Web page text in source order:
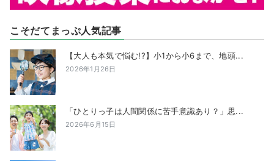
こそだてまっぷ人気記事
【大人も本気で悩む!?】小1から小6まで、地頭...
2026年1月26日
「ひとりっ子は人間関係に苦手意識あり？」思...
2026年6月15日